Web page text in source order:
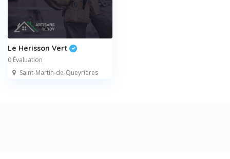
Le Herisson Vert
0 Évaluation
Saint-Martin-de-Queyrières